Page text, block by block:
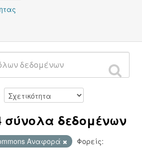
σύνολα δεδομένων
Αναφορά
Φορείς: